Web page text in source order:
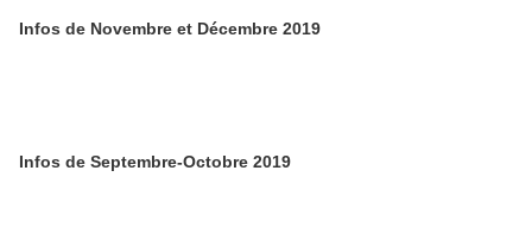
Infos de Novembre et Décembre 2019
Infos de Septembre-Octobre 2019